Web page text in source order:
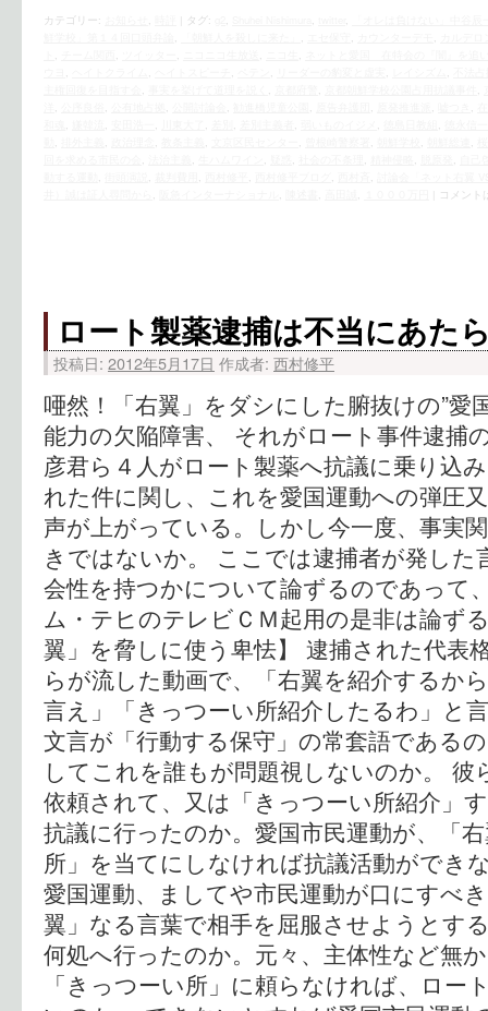
カテゴリー: , タグ: , , ,
, , , ,
, , , , ,
, , , , , ,
, , , ,
, , , , , , , ,
, , , , , , , ,
, , , , , , , ,
, , , , , , ,
, , , , , ,
, , , , コメント
ロート製薬逮捕は不当にあた
投稿日: 2012年5月17日 作成者: 西村修平
唖然！「右翼」をダシにした腑抜けの”愛
能力の欠陥障害、 それがロート事件逮捕
彦君ら４人がロート製薬へ抗議に乗り込
れた件に関し、これを愛国運動への弾圧
声が上がっている。しかし今一度、事実
きではないか。 ここでは逮捕者が発した
会性を持つかについて論ずるのであって
ム・テヒのテレビＣＭ起用の是非は論ず
翼」を脅しに使う卑怯】 逮捕された代表
らが流した動画で、「右翼を紹介するか
言え」「きっつーい所紹介したるわ」と
文言が「行動する保守」の常套語である
してこれを誰もが問題視しないのか。 彼
依頼されて、又は「きっつーい所紹介」
抗議に行ったのか。愛国市民運動が、「
所」を当てにしなければ抗議活動ができ
愛国運動、ましてや市民運動が口にすべ
翼」なる言葉で相手を屈服させようとす
何処へ行ったのか。元々、主体性など無
「きっつーい所」に頼らなければ、ロー